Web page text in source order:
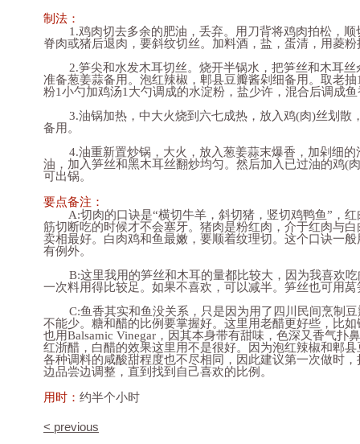
制法：
1.鸡肉切去多余的肥油，丢弃。用刀背将鸡肉拍松，顺
脊肉或猪后退肉，要斜纹切丝。加料酒，盐，蛋清，用菱
2.笋尖和水发木耳切丝。烧开半锅水，把笋丝和木耳丝
准备葱姜蒜备用。泡红辣椒，郫县豆瓣酱剁细备用。取老
粉1小勺加鸡汤1大勺调成的水淀粉，盐少许，混合后调成
3.油锅加热，中大火烧到六七成热，放入鸡(肉)丝划散
备用。
4.油重新置炒锅，大火，放入葱姜蒜末爆香，加剁细的
油，加入笋丝和黑木耳丝翻炒均匀。然后加入已过油的鸡(
可出锅。
要点备注：
A:切肉的口诀是“横切牛羊，斜切猪，竖切鸡鸭鱼”，红
筋切断吃的时候才不会塞牙。猪肉是粉红肉，介于红肉与
卖相最好。白肉鸡和鱼最嫩，要顺着纹理切。这个口诀一
有例外。
B:这里我用的笋丝和木耳的量都比较大，因为我喜欢吃
一次料用得比较足。如果不喜欢，可以减半。笋丝也可用
C:鱼香其实和鱼没关系，只是因为用了四川民间烹制豆
不能少。糖和醋的比例要掌握好。这里用老醋更好些，比
也用Balsamic Vinegar，因其本身带有甜味，色深又香气扑
红浙醋，白醋的效果这里用不是很好。因为泡红辣椒和郫
各种调料的咸酸甜程度也不尽相同，因此建议第一次做时
边品尝边调整，直到找到自己喜欢的比例。
用时： 约半个小时
< previous